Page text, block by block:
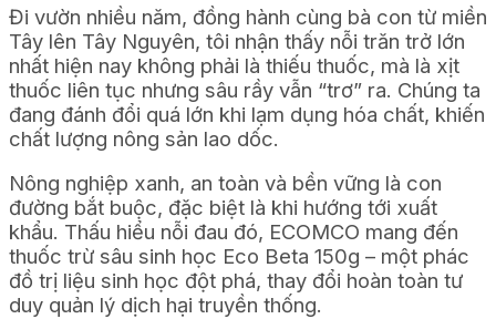
Đi vườn nhiều năm, đồng hành cùng bà con từ miền
Tây lên Tây Nguyên, tôi nhận thấy nỗi trăn trở lớn
nhất hiện nay không phải là thiếu thuốc, mà là xịt
thuốc liên tục nhưng sâu rầy vẫn “trơ” ra. Chúng ta
đang đánh đổi quá lớn khi lạm dụng hóa chất, khiến
chất lượng nông sản lao dốc.
Nông nghiệp xanh, an toàn và bền vững là con
đường bắt buộc, đặc biệt là khi hướng tới xuất
khẩu. Thấu hiểu nỗi đau đó, ECOMCO mang đến
thuốc trừ sâu sinh học Eco Beta 150g – một phác
đồ trị liệu sinh học đột phá, thay đổi hoàn toàn tư
duy quản lý dịch hại truyền thống.